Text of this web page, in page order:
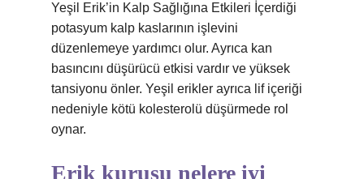
Yeşil Erik’in Kalp Sağlığına Etkileri İçerdiği
potasyum kalp kaslarının işlevini
düzenlemeye yardımcı olur. Ayrıca kan
basıncını düşürücü etkisi vardır ve yüksek
tansiyonu önler. Yeşil erikler ayrıca lif içeriği
nedeniyle kötü kolesterolü düşürmede rol
oynar.
Erik kurusu nelere iyi